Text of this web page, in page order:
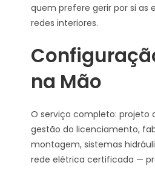
quem prefere gerir por si as
redes interiores.
na Mão
O serviço completo: projeto
gestão do licenciamento,
montagem, sistemas
rede elétrica certificada —